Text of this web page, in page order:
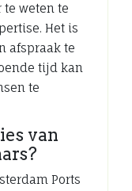
weten te
Het is
afspraak te
tijd kan
te
van
Ports